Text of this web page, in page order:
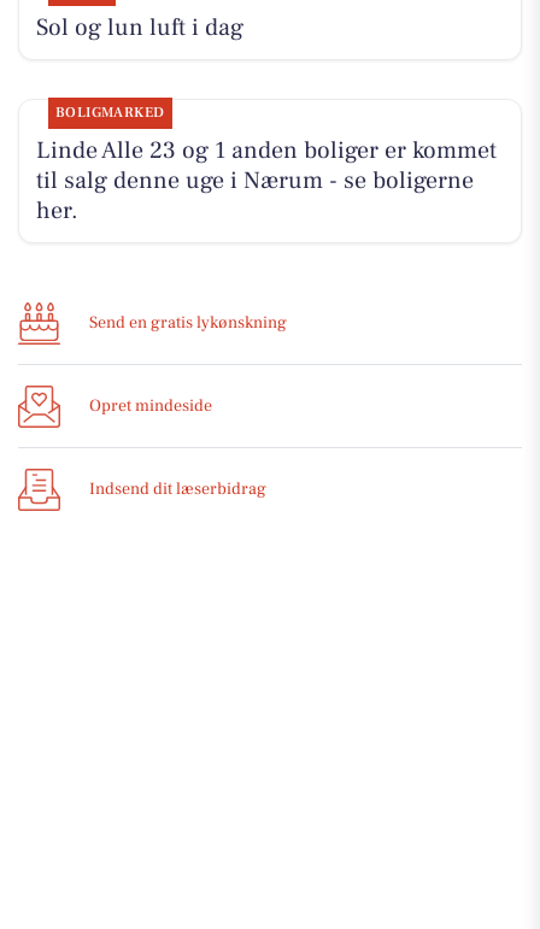
Sol og lun luft i dag
BOLIGMARKED
Linde Alle 23 og 1 anden boliger er kommet
til salg denne uge i Nærum - se boligerne
her.
Send en gratis lykønskning
Opret mindeside
Indsend dit læserbidrag